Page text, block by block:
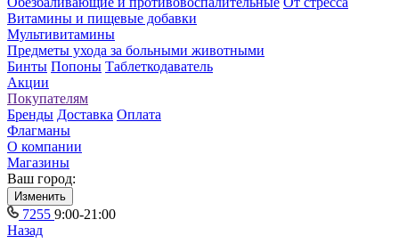
Витамины и пищевые добавки
Мультивитамины
Предметы ухода за больными животными
Бинты Попоны Таблеткодаватель
Акции
Покупателям
Бренды Доставка Оплата
Флагманы
О компании
Магазины
Ваш город:
Изменить
7255 9:00-21:00
Назад